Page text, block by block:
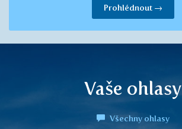
Prohlédnout →
Vaše ohlasy
Všechny ohlasy